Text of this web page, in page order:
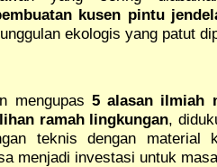
kusen pintu
ekologis yang patut
mengupas 5 alasan ilmiah
ramah lingkungan,
teknis dengan material
menjadi investasi untuk